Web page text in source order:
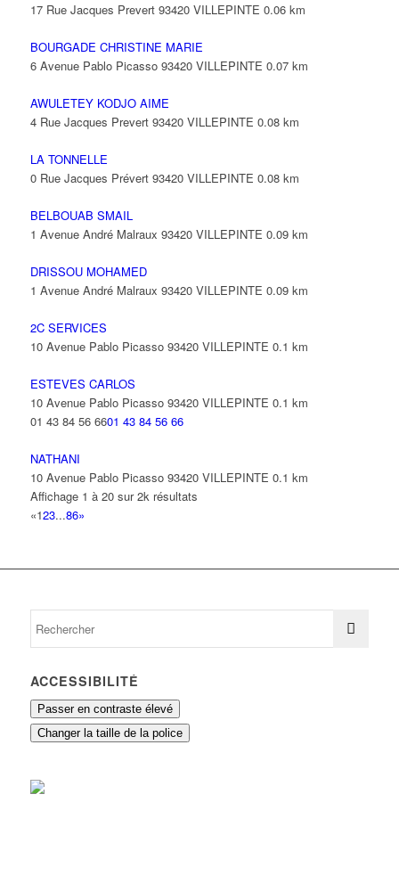
17 Rue Jacques Prevert 93420 VILLEPINTE 0.06 km
BOURGADE CHRISTINE MARIE
6 Avenue Pablo Picasso 93420 VILLEPINTE 0.07 km
AWULETEY KODJO AIME
4 Rue Jacques Prevert 93420 VILLEPINTE 0.08 km
LA TONNELLE
0 Rue Jacques Prévert 93420 VILLEPINTE 0.08 km
BELBOUAB SMAIL
1 Avenue André Malraux 93420 VILLEPINTE 0.09 km
DRISSOU MOHAMED
1 Avenue André Malraux 93420 VILLEPINTE 0.09 km
2C SERVICES
10 Avenue Pablo Picasso 93420 VILLEPINTE 0.1 km
ESTEVES CARLOS
10 Avenue Pablo Picasso 93420 VILLEPINTE 0.1 km
01 43 84 56 6601 43 84 56 66
NATHANI
10 Avenue Pablo Picasso 93420 VILLEPINTE 0.1 km
Affichage 1 à 20 sur 2k résultats
«123...86»
ACCESSIBILITÉ
Passer en contraste élevé
Changer la taille de la police